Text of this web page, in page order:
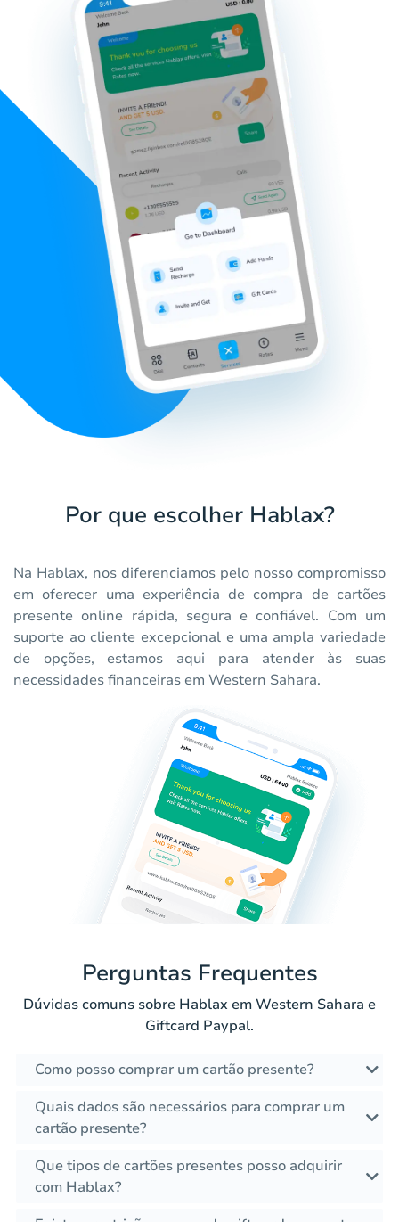
Por que escolher Hablax?
Na Hablax, nos diferenciamos pelo nosso compromisso
em oferecer uma experiência de compra de cartões
presente online rápida, segura e confiável. Com um
suporte ao cliente excepcional e uma ampla variedade
de opções, estamos aqui para atender às suas
necessidades financeiras em Western Sahara.
Perguntas Frequentes
Dúvidas comuns sobre Hablax em Western Sahara e
Giftcard Paypal.
Como posso comprar um cartão presente?
Quais dados são necessários para comprar um
cartão presente?
Que tipos de cartões presentes posso adquirir
com Hablax?